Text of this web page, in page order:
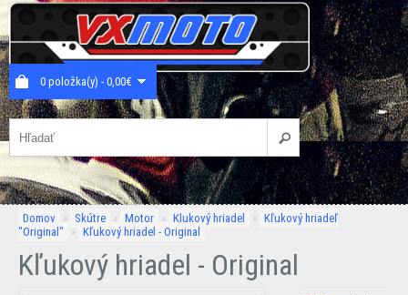
0 položka(y) - 0,00€
Domov » Skútre » Motor » Klukový hriadel » Kľukový hriadeľ
"Original"
» Kľukový hriadel - Original
Kľukový hriadel - Original